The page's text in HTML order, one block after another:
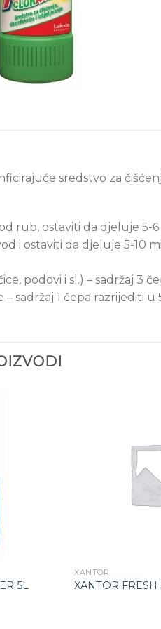
sredstvo za
rub, ostaviti da djeluje 5-
i ostaviti da djeluje 5-10
podovi i sl.) – sadržaj 3
sadržaj 1 čepa razrijediti u
5L
XANTOR
XANTOR